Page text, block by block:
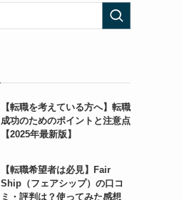
【転職を考えている方へ】転職
成功のためのポイントと注意点
【2025年最新版】
【転職希望者は必見】Fair
Ship（フェアシップ）の口コ
ミ・評判は？使ってみた感想